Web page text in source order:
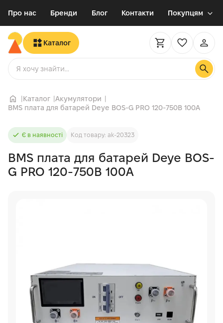
Про нас Бренди Блог Контакти Покупцям
Каталог
Каталог
Акумулятори
BMS плата для батарей Deye BOS-G PRO 120-750В 100A
Є в наявності Код товару: ak-20323
BMS плата для батарей Deye BOS-
G PRO 120-750В 100A
Новинка